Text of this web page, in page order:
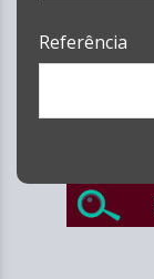
Referência